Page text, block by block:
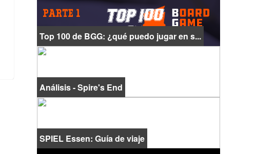
Top 100 de BGG: ¿qué puedo jugar en s...
Análisis - Spire's End
SPIEL Essen: Guía de viaje